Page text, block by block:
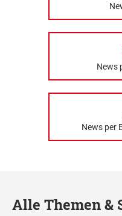
News
News per
Alle Themen &